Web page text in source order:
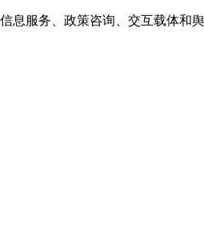
息服务、政策咨询、交互载体和